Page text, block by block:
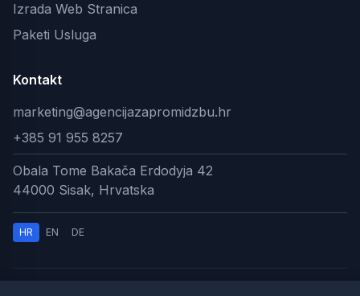
Izrada Web Stranica
Paketi Usluga
Kontakt
marketing@agencijazapromidzbu.hr
+385 91 955 8257
Obala Tome Bakača Erdodyja 42
44000 Sisak, Hrvatska
HR EN DE